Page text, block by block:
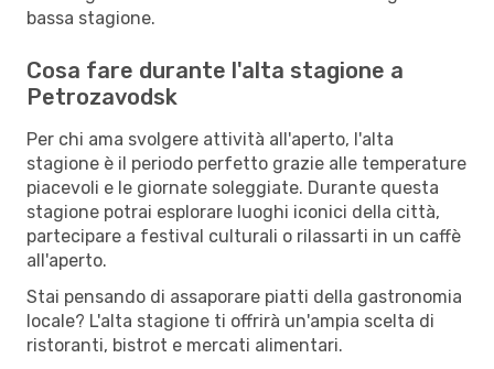
bassa stagione.
Cosa fare durante l'alta stagione a
Petrozavodsk
Per chi ama svolgere attività all'aperto, l'alta
stagione è il periodo perfetto grazie alle temperature
piacevoli e le giornate soleggiate. Durante questa
stagione potrai esplorare luoghi iconici della città,
partecipare a festival culturali o rilassarti in un caffè
all'aperto.
Stai pensando di assaporare piatti della gastronomia
locale? L'alta stagione ti offrirà un'ampia scelta di
ristoranti, bistrot e mercati alimentari.